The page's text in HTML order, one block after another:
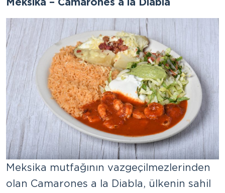
Meksika mutfağının vazgeçilmezlerinden
olan Camarones a la Diabla, ülkenin sahil